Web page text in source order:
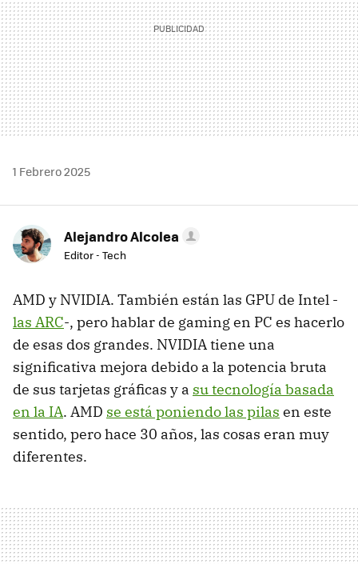
1 Febrero 2025
Alejandro Alcolea
Editor - Tech
AMD y NVIDIA. También están las GPU de Intel -
las ARC-, pero hablar de gaming en PC es hacerlo
de esas dos grandes. NVIDIA tiene una
significativa mejora debido a la potencia bruta
de sus tarjetas gráficas y a su tecnología basada
en la IA. AMD se está poniendo las pilas en este
sentido, pero hace 30 años, las cosas eran muy
diferentes.